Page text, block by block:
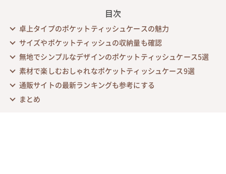
目次
卓上タイプのポケットティッシュケースの魅力
サイズやポケットティッシュの収納量も確認
無地でシンプルなデザインのポケットティッシュケース5選
素材で楽しむおしゃれなポケットティッシュケース9選
通販サイトの最新ランキングも参考にする
まとめ